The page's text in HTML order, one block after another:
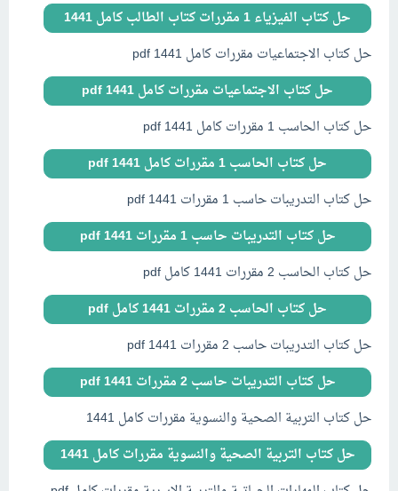
حل كتاب الفيزياء 1 مقررات كتاب الطالب كامل 1441
حل كتاب الاجتماعيات مقررات كامل 1441 pdf
حل كتاب الاجتماعيات مقررات كامل 1441 pdf
حل كتاب الحاسب 1 مقررات كامل pdf 1441
حل كتاب الحاسب 1 مقررات كامل pdf 1441
حل كتاب التدريبات حاسب 1 مقررات pdf 1441
حل كتاب التدريبات حاسب 1 مقررات pdf 1441
حل كتاب الحاسب 2 مقررات 1441 كامل pdf
حل كتاب الحاسب 2 مقررات 1441 كامل pdf
حل كتاب التدريبات حاسب 2 مقررات 1441 pdf
حل كتاب التدريبات حاسب 2 مقررات 1441 pdf
حل كتاب التربية الصحية والنسوية مقررات كامل 1441
حل كتاب التربية الصحية والنسوية مقررات كامل 1441